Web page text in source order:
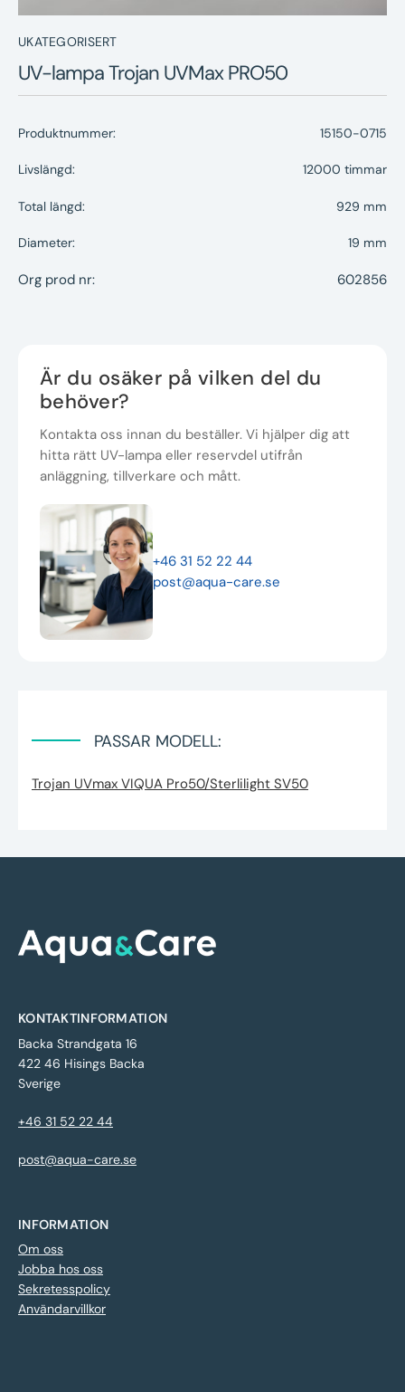
UKATEGORISERT
UV-lampa Trojan UVMax PRO50
Produktnummer: 15150-0715
Livslängd: 12000 timmar
Total längd: 929 mm
Diameter: 19 mm
Org prod nr: 602856
Är du osäker på vilken del du
behöver?
Kontakta oss innan du beställer. Vi hjälper dig att
hitta rätt UV-lampa eller reservdel utifrån
anläggning, tillverkare och mått.
+46 31 52 22 44
post@aqua-care.se
PASSAR MODELL:
Trojan UVmax VIQUA Pro50/Sterlilight SV50
KONTAKTINFORMATION
Backa Strandgata 16
422 46 Hisings Backa
Sverige
+46 31 52 22 44
post@aqua-care.se
INFORMATION
Om oss
Jobba hos oss
Sekretesspolicy
Användarvillkor